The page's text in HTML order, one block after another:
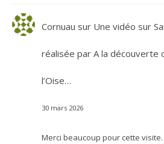
Cornuau sur Une vidéo sur
réalisée par A la découverte
l’Oise…
30 mars 2026
Merci beaucoup pour cette